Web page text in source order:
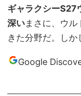
ギャラクシーS27
深いまさに、ウ
きた分野だ。しか
Google